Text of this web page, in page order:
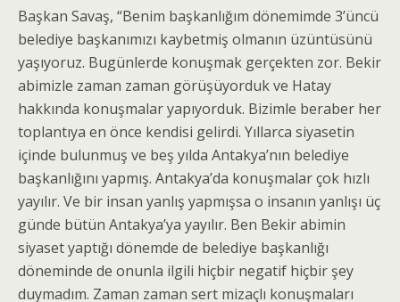
Başkan Savaş, “Benim başkanlığım dönemimde 3’üncü
belediye başkanımızı kaybetmiş olmanın üzüntüsünü
yaşıyoruz. Bugünlerde konuşmak gerçekten zor. Bekir
abimizle zaman zaman görüşüyorduk ve Hatay
hakkında konuşmalar yapıyorduk. Bizimle beraber her
toplantıya en önce kendisi gelirdi. Yıllarca siyasetin
içinde bulunmuş ve beş yılda Antakya’nın belediye
başkanlığını yapmış. Antakya’da konuşmalar çok hızlı
yayılır. Ve bir insan yanlış yapmışsa o insanın yanlışı üç
günde bütün Antakya’ya yayılır. Ben Bekir abimin
siyaset yaptığı dönemde de belediye başkanlığı
döneminde de onunla ilgili hiçbir negatif hiçbir şey
duymadım. Zaman zaman sert mizaçlı konuşmaları